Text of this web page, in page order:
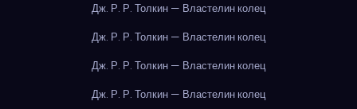
Дж. Р. Р. Толкин — Властелин колец
Дж. Р. Р. Толкин — Властелин колец
Дж. Р. Р. Толкин — Властелин колец
Дж. Р. Р. Толкин — Властелин колец